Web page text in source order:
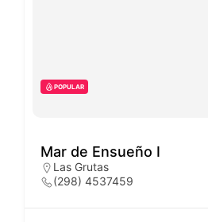
POPULAR
Mar de Ensueño I
Las Grutas
(298) 4537459